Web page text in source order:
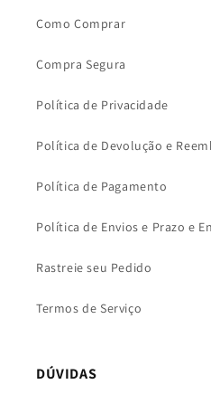
Como Comprar
Compra Segura
Política de Privacidade
Política de Devolução e
Política de Pagamento
Política de Envios e Prazo e
Rastreie seu Pedido
Termos de Serviço
DÚVIDAS